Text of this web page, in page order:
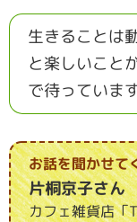
生きることは
と楽しいこと
で待っています
お話を聞かせ
片桐京子さん
カフェ雑貨店「